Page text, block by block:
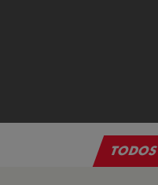
TODOS